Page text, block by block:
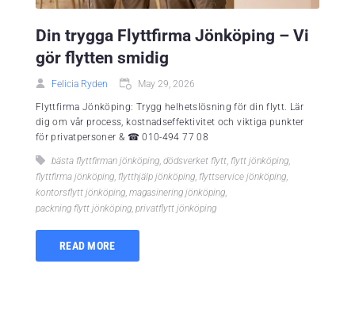
Din trygga Flyttfirma Jönköping – Vi
gör flytten smidig
Felicia Ryden May 29, 2026
Flyttfirma Jönköping: Trygg helhetslösning för din flytt. Lär
dig om vår process, kostnadseffektivitet och viktiga punkter
för privatpersoner & ☎ 010-494 77 08
bästa flyttfirman jönköping, dödsverket flytt, flytt jönköping,
flyttfirma jönköping, flytthjälp jönköping, flyttservice jönköping,
kontorsflytt jönköping, magasinering jönköping,
packning flytt jönköping, privatflytt jönköping
READ MORE